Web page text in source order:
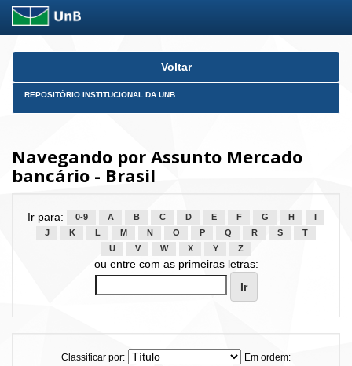
Skip
Voltar
REPOSITÓRIO INSTITUCIONAL DA UNB
Navegando por Assunto Mercado
bancário - Brasil
Ir para: 0-9 A B C D E F G H
J
K L M N O P Q R S
T
U
V W X Y Z
ou entre com as primeiras letras:
Classificar por:
Em ordem: